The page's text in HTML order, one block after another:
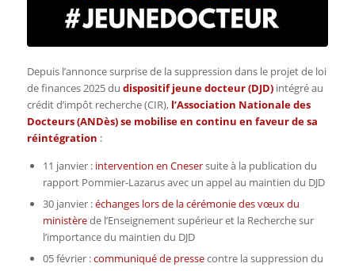
Depuis l’annonce surprise de la suppression dans le projet de loi
de finances 2025 du dispositif jeune docteur (DJD)intégré au
crédit d’impôt recherche (CIR), l’Association Nationale des
Docteurs (ANDès) se mobilise en continu en faveur de sa
réintégration :
11 janvier : intervention en Cnesersuite à la publication du
rapport Pommier-Lazarus avec un appel au maintien du DJD
30 janvier :échanges lors de la cérémonie des vœux du
ministèrede l’Enseignement supérieur et la Recherche sur
l’importance du maintien du DJD
05 février :communiqué de pressecontre la suppression du